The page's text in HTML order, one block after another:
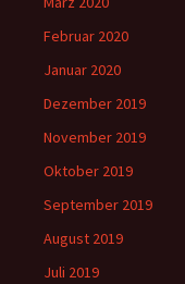
Februar 2020
Januar 2020
Dezember 2019
November 2019
Oktober 2019
September 2019
August 2019
Juli 2019